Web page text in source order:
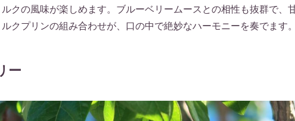
クの風味が楽しめます。ブルーベリームースとの相性も抜群で、
クプリンの組み合わせが、口の中で絶妙なハーモニーを奏でます
ー